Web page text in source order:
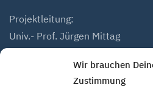
Wir brauchen
Zustimmung
Projektleitung:
Univ.- Prof. Jürgen Mittag
Projektmitarbeiter: